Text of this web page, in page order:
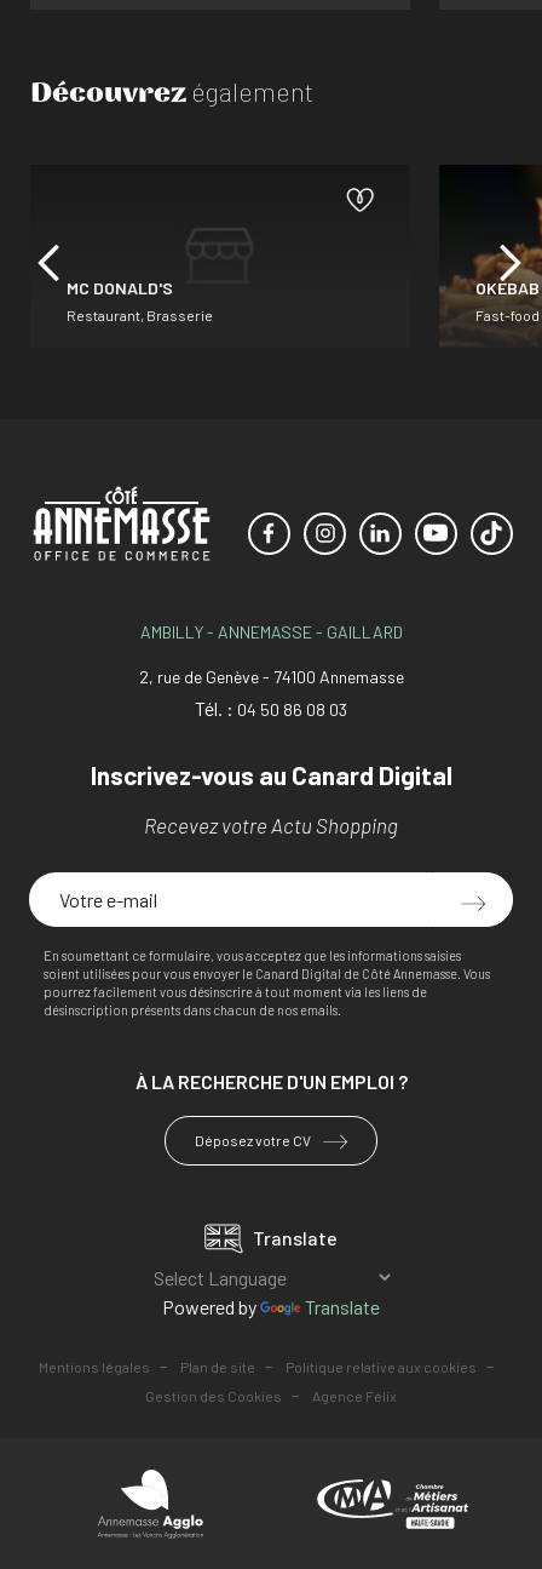
Découvrez également
MC DONALD'S
Restaurant, Brasserie
OKEBAB
Fast-food
AMBILLY - ANNEMASSE - GAILLARD
2, rue de Genève - 74100 Annemasse
Tél. : 04 50 86 08 03
Inscrivez-vous au Canard Digital
Recevez votre Actu Shopping
En soumettant ce formulaire, vous acceptez que les informations saisies
soient utilisées pour vous envoyer le Canard Digital de Côté Annemasse. Vous
pourrez facilement vous désinscrire à tout moment via les liens de
désinscription présents dans chacun de nos emails.
À LA RECHERCHE D'UN EMPLOI ?
Déposez votre CV
Translate
Powered by Translate
Mentions légales - Plan de site - Politique relative aux cookies -
Gestion des Cookies - Agence Félix